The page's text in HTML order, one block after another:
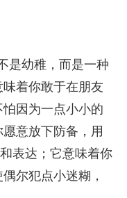
是幼稚，而是一种
着你敢于在朋友
因为一点小小的
意放下防备，用
表达；它意味着你
尔犯点小迷糊，